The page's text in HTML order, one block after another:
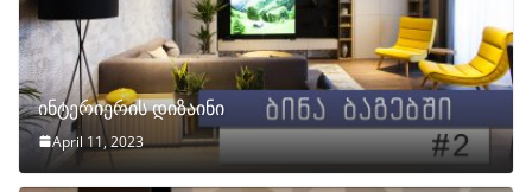
ინტერიერის დიზაინი
April 11, 2023